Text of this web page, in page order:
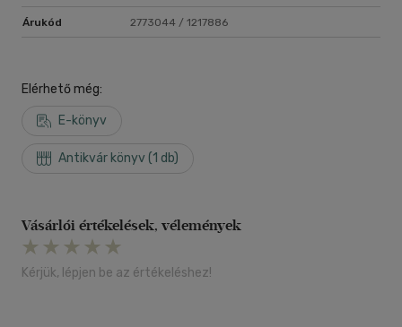
Árukód 2773044 / 1217886
Elérhető még:
E-könyv
Antikvár könyv (1 db)
Vásárlói értékelések, vélemények
Kérjük, lépjen be az értékeléshez!